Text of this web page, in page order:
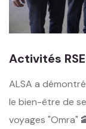
Activités RSE
ALSA a
le bien-être de
voyages "Omra"